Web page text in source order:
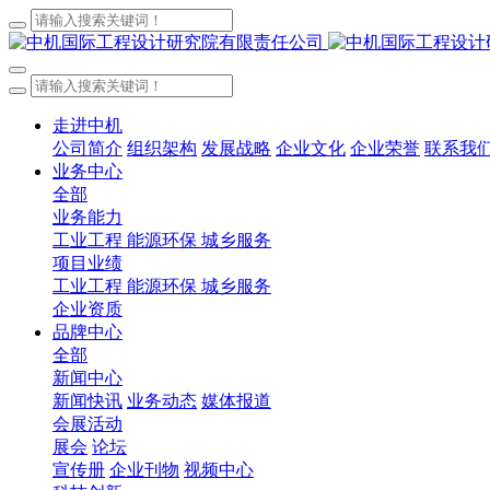
走进中机
公司简介 组织架构 发展战略 企业文化 企业荣誉 联系我
业务中心
全部
业务能力
工业工程 能源环保 城乡服务
项目业绩
工业工程 能源环保 城乡服务
企业资质
品牌中心
全部
新闻中心
新闻快讯 业务动态 媒体报道
会展活动
展会 论坛
宣传册 企业刊物 视频中心